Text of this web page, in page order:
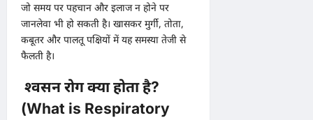
जो समय पर पहचान और इलाज न होने पर
जानलेवा भी हो सकती है। खासकर मुर्गी, तोता,
कबूतर और पालतू पक्षियों में यह समस्या तेजी से
फैलती है।
श्वसन रोग क्या होता है?
(What is Respiratory